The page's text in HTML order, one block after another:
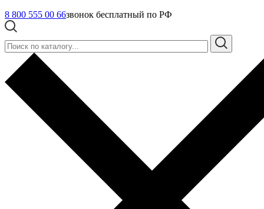
8 800 555 00 66звонок бесплатный по РФ